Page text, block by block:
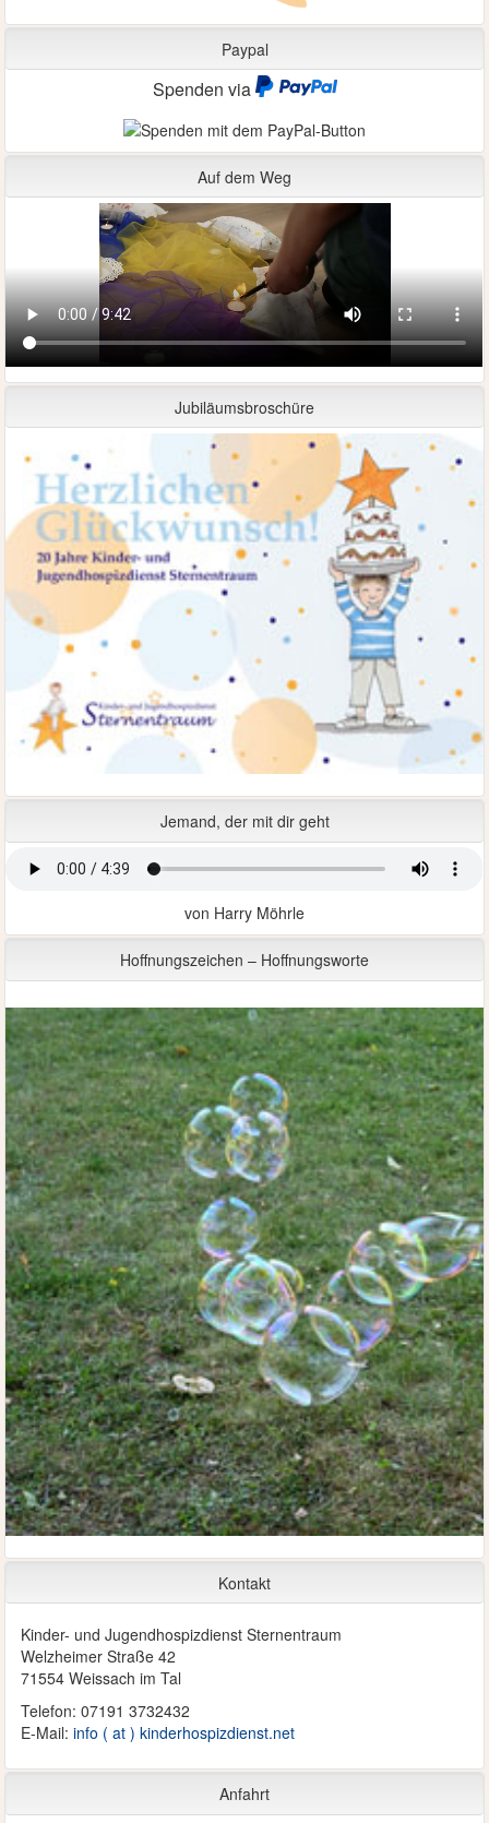
Paypal
Spenden via
Auf dem Weg
Jubiläumsbroschüre
Jemand, der mit dir geht
von Harry Möhrle
Hoffnungszeichen – Hoffnungsworte
Kontakt
Kinder- und Jugendhospizdienst Sternentraum
Welzheimer Straße 42
71554 Weissach im Tal
Telefon: 07191 3732432
E-Mail: info ( at ) kinderhospizdienst.net
Anfahrt